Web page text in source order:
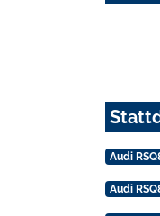
Audi
Audi